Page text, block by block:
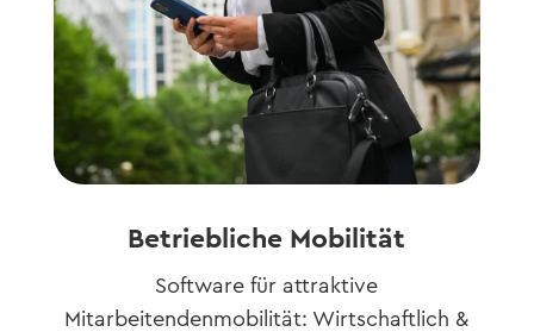
Betriebliche Mobilität
Software für attraktive
Mitarbeitendenmobilität: Wirtschaftlich &